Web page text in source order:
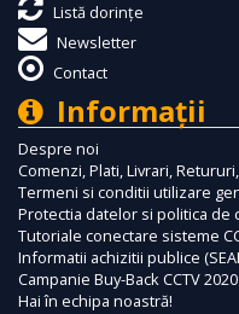
Listă dorințe
Newsletter
Contact
Informaţii
Despre noi
Comenzi, Plati, Livrari,
Termeni si conditii utilizare
Protectia datelor si politica de
Tutoriale conectare sisteme
Informatii achizitii publice
Campanie Buy-Back CCTV 2020
Hai în echipa noastră!